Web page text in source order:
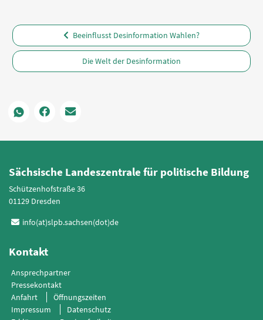
Beeinflusst Desinformation Wahlen?
Die Welt der Desinformation
Sächsische Landeszentrale für politische Bildung
Schützenhofstraße 36
01129 Dresden
info(at)slpb.sachsen(dot)de
Kontakt
Ansprechpartner
Pressekontakt
Anfahrt
Öffnungszeiten
Impressum
Datenschutz